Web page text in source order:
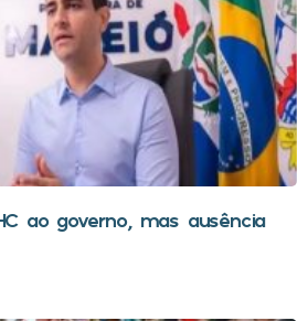
ao governo, mas ausência